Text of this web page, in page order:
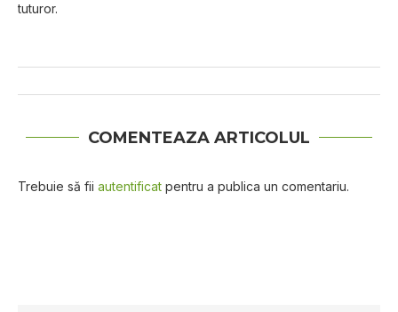
tuturor.
COMENTEAZA ARTICOLUL
Trebuie să fii autentificat pentru a publica un comentariu.